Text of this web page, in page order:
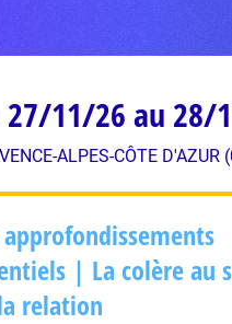
27/11/26 au 28/
ALPES-CÔTE D'AZUR
approfondissements
| La colère au
relation